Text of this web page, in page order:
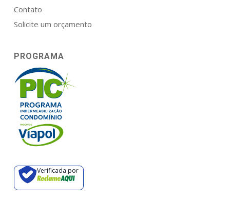
Contato
Solicite um orçamento
PROGRAMA
Verificada por